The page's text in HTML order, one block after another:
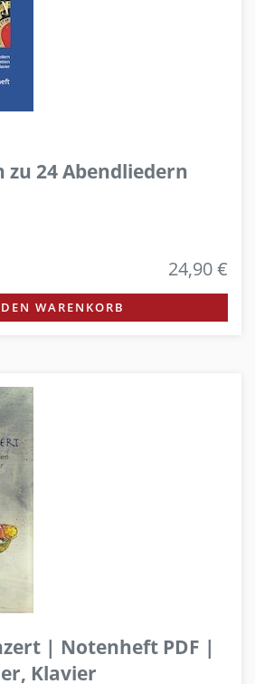
zu 24 Abendliedern
24,90 €
WARENKORB
| Notenheft PDF |
Klavier